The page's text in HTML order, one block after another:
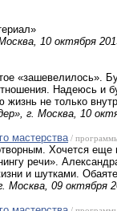
10 октября
«зашевелилось».
Надеюсь и
жизнь не только
г. Москва, 10
мастерства /
Хочется еще
речи».
и шутками.
Москва, 09 октября